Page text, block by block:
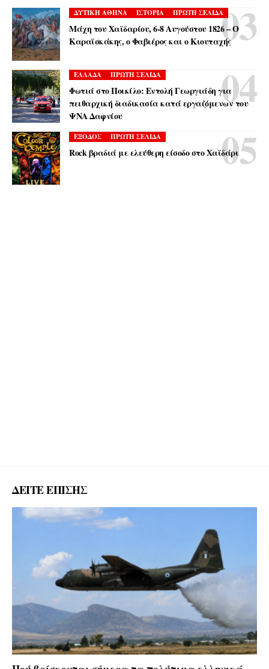
ΔΥΤΙΚΗ ΑΘΗΝΑ ΙΣΤΟΡΙΑ ΠΡΩΤΗ ΣΕΛΙΔΑ
Μάχη του Χαϊδαρίου, 6-8 Αυγούστου 1826 – Ο
Καραϊσκάκης, ο Φαβιέρος και ο Κιουταχής
ΕΛΛΑΔΑ ΠΡΩΤΗ ΣΕΛΙΔΑ
Φωτιά στο Ποικίλο: Εντολή Γεωργιάδη για
πειθαρχική διαδικασία κατά εργαζόμενων του
ΨΝΑ Δαφνίου
ΕΞΟΔΟΣ ΠΡΩΤΗ ΣΕΛΙΔΑ
Rock βραδιά με ελεύθερη είσοδο στο Χαϊδάρι
ΔΕΙΤΕ ΕΠΙΣΗΣ